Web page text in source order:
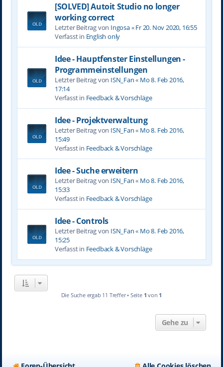
[SOLVED] Autoit Studio no longer
working correct
Letzter Beitrag von Ingosa«Fr 20. Nov 2020, 16:55
Verfasst in English only
Idee - Hauptfenster Einstellungen -
Programmeinstellungen
Letzter Beitrag von ISN_Fan« Mo 8. Feb 2016,
17:14
Verfasst in Feedback & Vorschläge
Idee - Projektverwaltung
Letzter Beitrag von ISN_Fan« Mo 8. Feb 2016,
15:49
Verfasst in Feedback & Vorschläge
Idee - Suche erweitern
Letzter Beitrag von ISN_Fan« Mo 8. Feb 2016,
15:33
Verfasst in Feedback & Vorschläge
Idee - Controls
Letzter Beitrag von ISN_Fan« Mo 8. Feb 2016,
15:25
Verfasst in Feedback & Vorschläge
Die Suche ergab 11 Treffer • Seite 1 von 1
Gehe zu